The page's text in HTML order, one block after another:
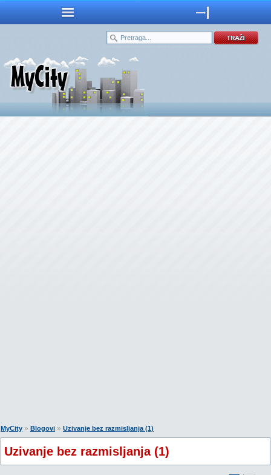
MyCity » Blogovi » Uzivanje bez razmisljanja (1)
Uzivanje bez razmisljanja (1)